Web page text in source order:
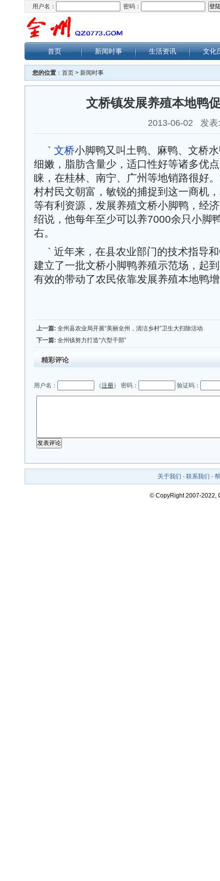
用户名： 密码：
首页 新闻时事 生活资讯 文化
您的位置 ： 首页 > 新闻时事
文桥镇发展养殖本地鸭
2013-06-02 发表:
` 文桥小脚鸭又叫土鸭、麻鸭、文桥
细嫩，脂肪含量少，适口性好等诸多优
睐，在桂林、南宁、广州等地销路很好
村村民文朝富，敏锐的捕捉到这一商机
等有利资源，发展养殖文桥小脚鸭，经
绍说，他每年至少可以养7000余只小脚
右。
` 近年来，在县农业部门的技术指导
建立了一批文桥小脚鸭养殖示范场，起
有效的带动了农民依靠发展养殖本地鸭
上一篇: 全州县农业局开展“美丽全州，清洁乡村”卫生大扫除活动
下一篇: 全州镇努力打造“六型干部”
精彩评论
用户名： （注册） 密码： 验证码：
关于我们 - 联系我们 -
© CopyRight 2007-2022,